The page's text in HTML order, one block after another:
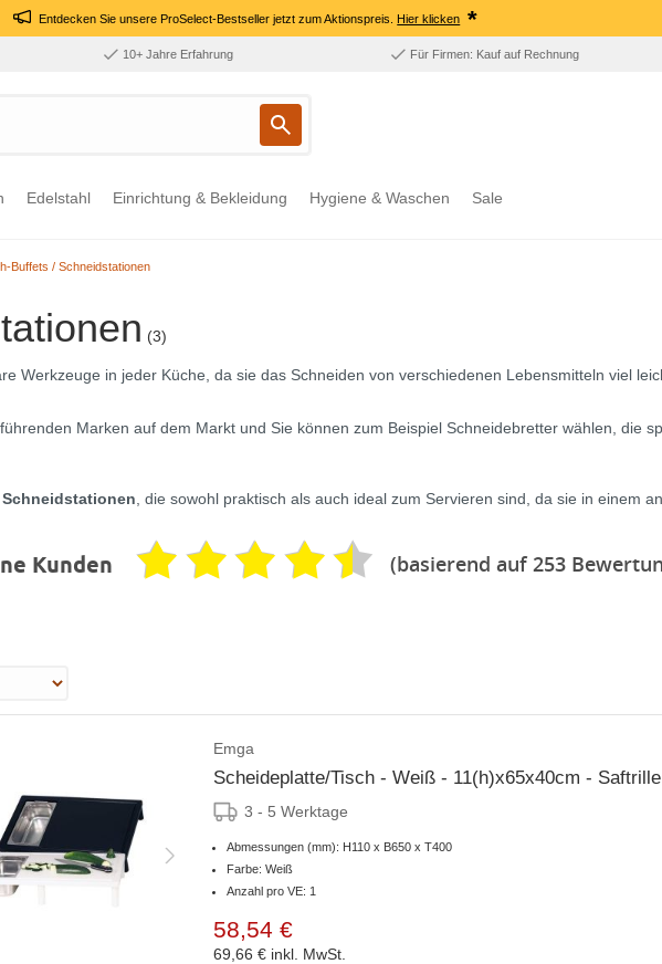
Entdecken Sie unsere ProSelect-Bestseller jetzt zum Aktionspreis.Hier klicken *
10+ Jahre Erfahrung Für Firmen: Kauf auf Rechnung
Edelstahl Einrichtung & Bekleidung Hygiene & Waschen Sale
Buffets / Schneidstationen
(3)
Werkzeuge in jeder Küche, da sie das Schneiden von verschiedenen Lebensmitteln viel
Marken auf dem Markt und Sie können zum Beispiel Schneidebretter wählen, die
, die sowohl praktisch als auch ideal zum Servieren sind, da sie in einem
Kunden (basierend auf 253
Emga
Scheideplatte/Tisch - Weiß - 11(h)x65x40cm - Saftrille
3 - 5 Werktage
Abmessungen (mm): H110 x B650 x T400
Farbe: Weiß
Anzahl pro VE: 1
58,54 €
69,66 € inkl. MwSt.